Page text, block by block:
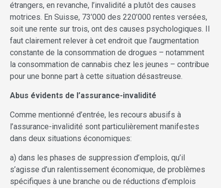
étrangers, en revanche, l’invalidité a plutôt des causes
motrices. En Suisse, 73’000 des 220’000 rentes versées,
soit une rente sur trois, ont des causes psychologiques. Il
faut clairement relever à cet endroit que l’augmentation
constante de la consommation de drogues – notamment
la consommation de cannabis chez les jeunes – contribue
pour une bonne part à cette situation désastreuse.
Abus évidents de l’assurance-invalidité
Comme mentionné d’entrée, les recours abusifs à
l’assurance-invalidité sont particulièrement manifestes
dans deux situations économiques:
a) dans les phases de suppression d’emplois, qu’il
s’agisse d’un ralentissement économique, de problèmes
spécifiques à une branche ou de réductions d’emplois